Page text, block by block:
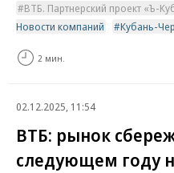
ВТБ. Партнерский проект «Ъ-
Новости компаний
Кубань-
2 мин.
02.12.2025, 11:54
ВТБ: рынок
следующем году